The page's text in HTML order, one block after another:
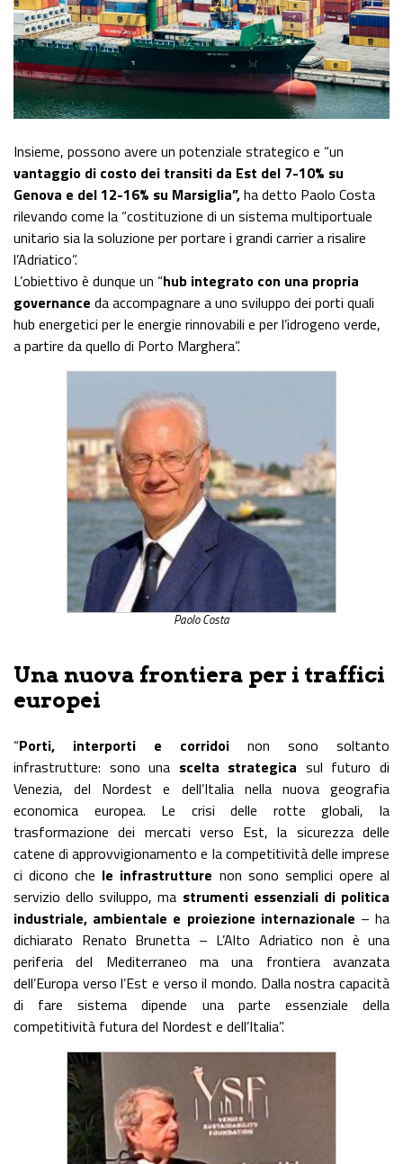
Insieme, possono avere un potenziale strategico e “un
vantaggio di costo dei transiti da Est del 7-10% su
Genova e del 12-16% su Marsiglia”,ha detto Paolo Costa
rilevando come la “costituzione di un sistema multiportuale
unitario sia la soluzione per portare i grandi carrier a risalire
l’Adriatico”.
L’obiettivo è dunque un “hub integrato con una propria
governance da accompagnare a uno sviluppo dei porti quali
hub energetici per le energie rinnovabili e per l’idrogeno verde,
a partire da quello di Porto Marghera”.
Paolo Costa
Una nuova frontiera per i traffici
europei
“Porti, interporti e corridoi non sono soltanto
infrastrutture: sono una scelta strategica sul futuro di
Venezia, del Nordest e dell’Italia nella nuova geografia
economica europea. Le crisi delle rotte globali, la
trasformazione dei mercati verso Est, la sicurezza delle
catene di approvvigionamento e la competitività delle imprese
ci dicono che le infrastrutture non sono semplici opere al
servizio dello sviluppo, ma strumenti essenziali di politica
industriale, ambientale e proiezione internazionale – ha
dichiarato Renato Brunetta – L’Alto Adriatico non è una
periferia del Mediterraneo ma una frontiera avanzata
dell’Europa verso l’Est e verso il mondo. Dalla nostra capacità
di fare sistema dipende una parte essenziale della
competitività futura del Nordest e dell’Italia”.